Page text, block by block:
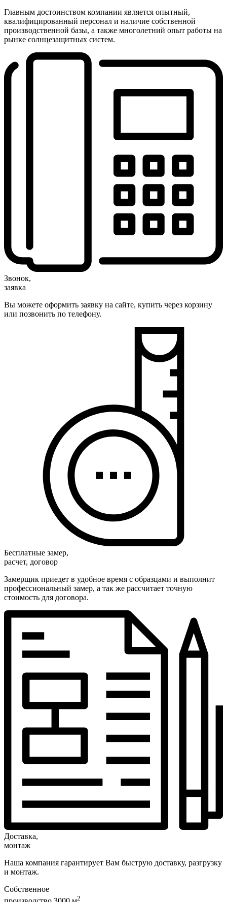
Главным достоинством компании является опытный,
квалифицированный персонал и наличие собственной
производственной базы, а также многолетний опыт работы на
рынке солнцезащитных систем.
Звонок,
заявка
Вы можете оформить заявку на сайте, купить через корзину
или позвонить по телефону.
Бесплатные замер,
расчет, договор
Замерщик приедет в удобное время с образцами и выполнит
профессиональный замер, а так же рассчитает точную
стоимость для договора.
Доставка,
монтаж
Наша компания гарантирует Вам быструю доставку, разгрузку
и монтаж.
Собственное
2